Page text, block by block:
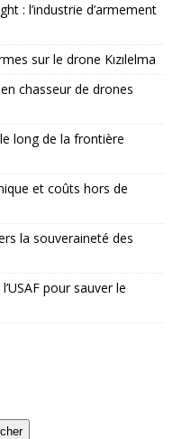
: l’industrie d’armement
sur le drone Kızılelma
chasseur de drones
long de la frontière
et coûts hors de
la souveraineté des
pour sauver le